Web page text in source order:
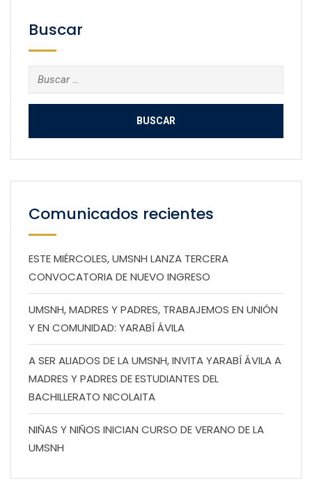
Buscar
Buscar:
Comunicados recientes
ESTE MIÉRCOLES, UMSNH LANZA TERCERA
CONVOCATORIA DE NUEVO INGRESO
UMSNH, MADRES Y PADRES, TRABAJEMOS EN UNIÓN
Y EN COMUNIDAD: YARABÍ ÁVILA
A SER ALIADOS DE LA UMSNH, INVITA YARABÍ ÁVILA A
MADRES Y PADRES DE ESTUDIANTES DEL
BACHILLERATO NICOLAITA
NIÑAS Y NIÑOS INICIAN CURSO DE VERANO DE LA
UMSNH